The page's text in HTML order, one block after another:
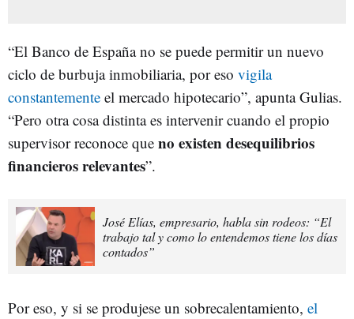
“El Banco de España no se puede permitir un nuevo
ciclo de burbuja inmobiliaria, por eso vigila
constantemente el mercado hipotecario”, apunta Gulias.
“Pero otra cosa distinta es intervenir cuando el propio
supervisor reconoce que no existen desequilibrios
financieros relevantes”.
José Elías, empresario, habla sin rodeos: “El
trabajo tal y como lo entendemos tiene los días
contados”
Por eso, y si se produjese un sobrecalentamiento, el